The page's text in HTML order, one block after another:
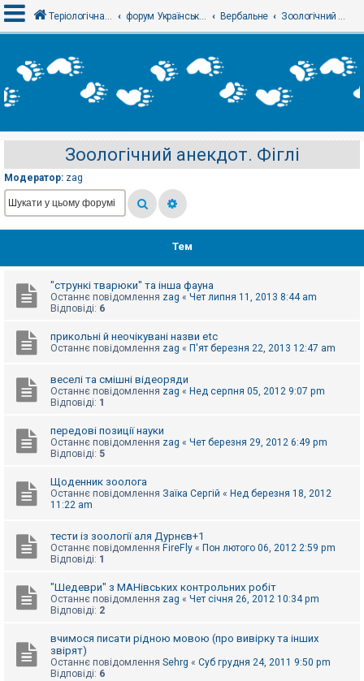
х
і
е
є
с
т
р
а
Т
м
б
з
о
А
т
т
Теріологічна школа форум Українського теріологічного товариства Вербальне Зоологічний анекдот. Фіглі
Зоологічний анекдот. Фіглі
Модератор: zag
Тем
"стрункі тварюки" та інша фауна
Останнє повідомлення zag « Чет липня 11, 2013 8:44 am
Відповіді: 6
прикольні й неочікувані назви etc
Останнє повідомлення zag « П'ят березня 22, 2013 12:47 am
веселі та смішні відеоряди
Останнє повідомлення zag « Нед серпня 05, 2012 9:07 pm
Відповіді: 1
передові позиції науки
Останнє повідомлення zag « Чет березня 29, 2012 6:49 pm
Відповіді: 5
Щоденник зоолога
Останнє повідомлення Заїка Сергій « Нед березня 18, 2012
11:22 am
тести із зоології аля Дурнєв+1
Останнє повідомлення FireFly « Пон лютого 06, 2012 2:59 pm
Відповіді: 1
"Шедеври" з МАНівських контрольних робіт
Останнє повідомлення zag « Чет січня 26, 2012 10:34 pm
Відповіді: 2
вчимося писати рідною мовою (про вивірку та інших
звірят)
Останнє повідомлення Sehrg « Суб грудня 24, 2011 9:50 pm
Відповіді: 6